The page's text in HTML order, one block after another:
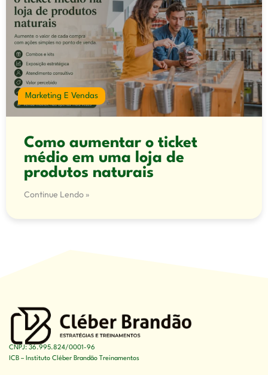
Marketing E Vendas
Como aumentar o ticket
médio em uma loja de
produtos naturais
Continue Lendo »
CNPJ: 36.995.824/0001-96
ICB – Instituto Cléber Brandão Treinamentos